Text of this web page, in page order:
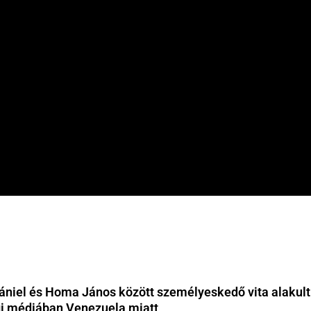
és Homa János között személyeskedő vita
médiában Venezuela miatt